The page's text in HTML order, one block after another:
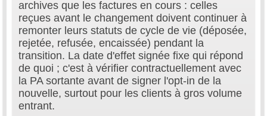
archives que les factures en cours : celles
reçues avant le changement doivent continuer à
remonter leurs statuts de cycle de vie (déposée,
rejetée, refusée, encaissée) pendant la
transition. La date d'effet signée fixe qui répond
de quoi ; c'est à vérifier contractuellement avec
la PA sortante avant de signer l'opt-in de la
nouvelle, surtout pour les clients à gros volume
entrant.